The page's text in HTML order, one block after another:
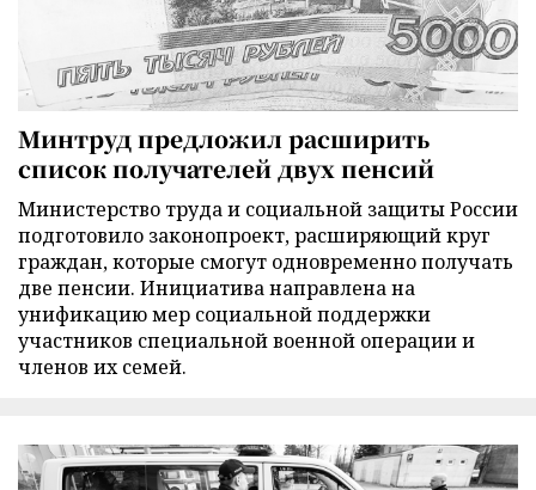
Минтруд предложил расширить
список получателей двух пенсий
Министерство труда и социальной защиты России
подготовило законопроект, расширяющий круг
граждан, которые смогут одновременно получать
две пенсии. Инициатива направлена на
унификацию мер социальной поддержки
участников специальной военной операции и
членов их семей.